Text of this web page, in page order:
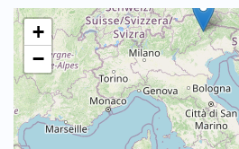
+
−